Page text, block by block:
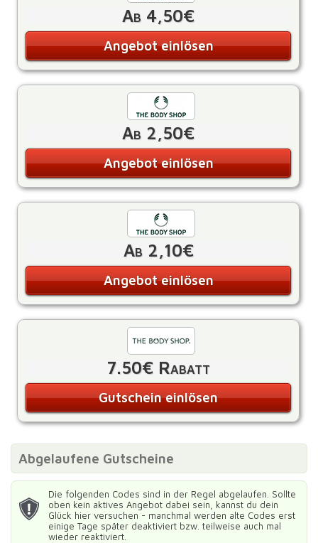
Ab 4,50€
Angebot einlösen
Ab 2,50€
Angebot einlösen
Ab 2,10€
Angebot einlösen
7.50€ Rabatt
Gutschein einlösen
Abgelaufene Gutscheine
Die folgenden Codes sind in der Regel abgelaufen. Sollte
oben kein aktives Angebot dabei sein, kannst du dein
Glück hier versuchen - manchmal werden alte Codes erst
einige Tage später deaktiviert bzw. teilweise auch mal
wieder reaktiviert.